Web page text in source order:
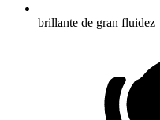
brillante de gran fluidez